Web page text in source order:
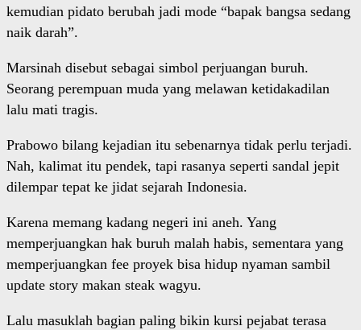
kemudian pidato berubah jadi mode “bapak bangsa sedang
naik darah”.
Marsinah disebut sebagai simbol perjuangan buruh.
Seorang perempuan muda yang melawan ketidakadilan
lalu mati tragis.
Prabowo bilang kejadian itu sebenarnya tidak perlu terjadi.
Nah, kalimat itu pendek, tapi rasanya seperti sandal jepit
dilempar tepat ke jidat sejarah Indonesia.
Karena memang kadang negeri ini aneh. Yang
memperjuangkan hak buruh malah habis, sementara yang
memperjuangkan fee proyek bisa hidup nyaman sambil
update story makan steak wagyu.
Lalu masuklah bagian paling bikin kursi pejabat terasa